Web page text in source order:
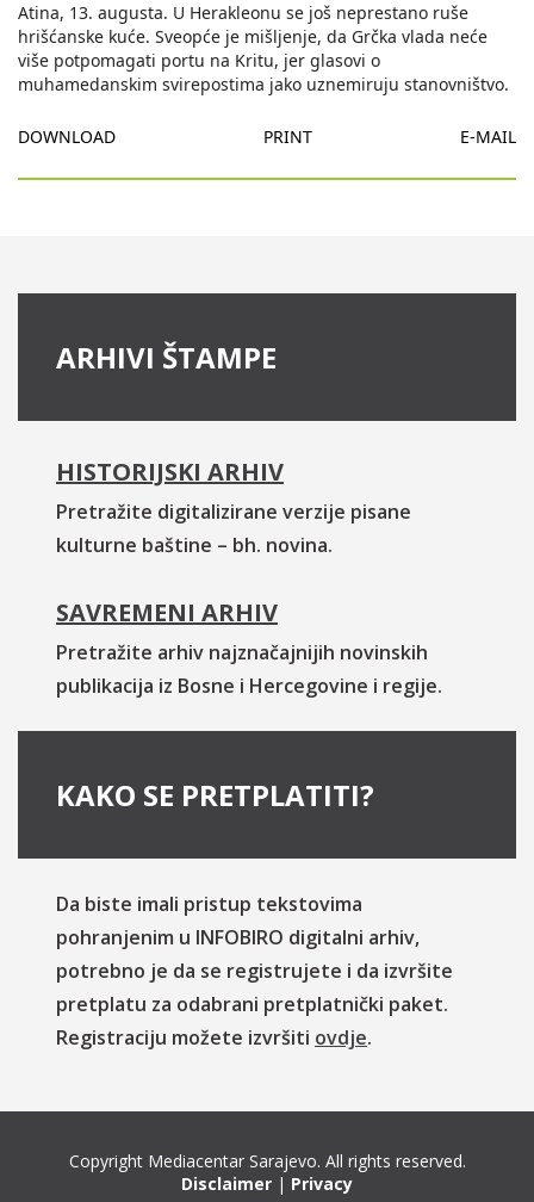
Atina, 13. augusta. U Herakleonu se još neprestano ruše
hrišćanske kuće. Sveopće je mišljenje, da Grčka vlada neće
više potpomagati portu na Kritu, jer glasovi o
muhamedanskim svirepostima jako uznemiruju stanovništvo.
DOWNLOAD PRINT E-MAIL
ARHIVI ŠTAMPE
HISTORIJSKI ARHIV
Pretražite digitalizirane verzije pisane
kulturne baštine – bh. novina.
SAVREMENI ARHIV
Pretražite arhiv najznačajnijih novinskih
publikacija iz Bosne i Hercegovine i regije.
KAKO SE PRETPLATITI?
Da biste imali pristup tekstovima
pohranjenim u INFOBIRO digitalni arhiv,
potrebno je da se registrujete i da izvršite
pretplatu za odabrani pretplatnički paket.
Registraciju možete izvršiti ovdje.
Copyright Mediacentar Sarajevo. All rights reserved.
Disclaimer | Privacy